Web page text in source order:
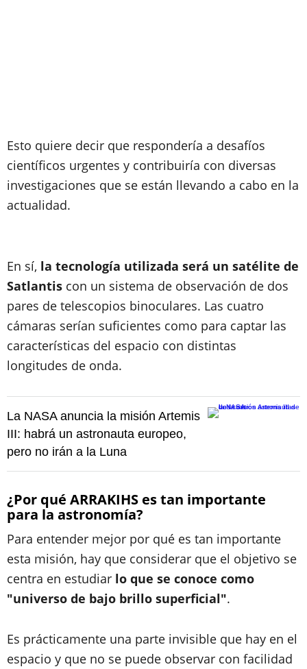
Esto quiere decir que respondería a desafíos
científicos urgentes y contribuiría con diversas
investigaciones que se están llevando a cabo en la
actualidad.
En sí, la tecnología utilizada será un satélite de
Satlantis con un sistema de observación de dos
pares de telescopios binoculares. Las cuatro
cámaras serían suficientes como para captar las
características del espacio con distintas
longitudes de onda.
La NASA anuncia la misión Artemis
III: habrá un astronauta europeo,
pero no irán a la Luna
¿Por qué ARRAKIHS es tan importante
para la astronomía?
Para entender mejor por qué es tan importante
esta misión, hay que considerar que el objetivo se
centra en estudiar lo que se conoce como
"universo de bajo brillo superficial".
Es prácticamente una parte invisible que hay en el
espacio y que no se puede observar con facilidad